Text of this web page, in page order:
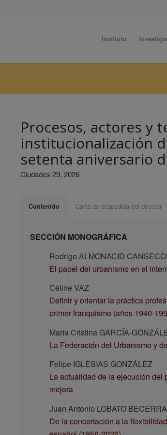
Instituto
Procesos, actores y
institucionalización
setenta aniversario
Ciudades 29, 2026
Contenido Carta de despedida del director
SECCIÓN MONOGRÁFICA
Rodrigo ALMONACID CANSECO
El papel del urbanismo en el
Céline VAZ
Definir y orientar la práctica
primer franquismo (años 1940-
María Cristina GARCÍA-
La Federación del Urbanismo y
Felipe IGLESIAS GONZÁLEZ
La actualidad de la ejecución del
mejora
Juan Antonio LOBATO
De la concertación a la